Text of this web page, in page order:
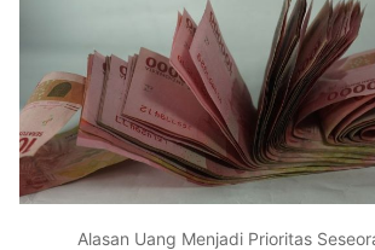
Alasan Uang Menjadi Prioritas